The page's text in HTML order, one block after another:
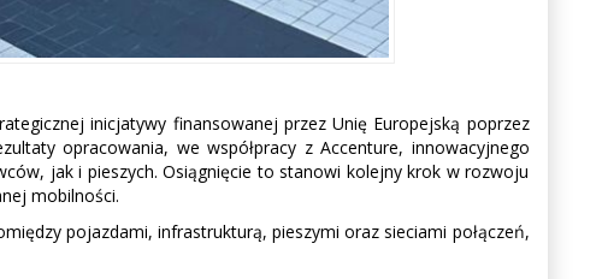
inicjatywy finansowanej przez Unię Europejską poprzez
opracowania, we współpracy z Accenture, innowacyjnego
jak i pieszych. Osiągnięcie to stanowi kolejny krok w rozwoju
mobilności.
pojazdami, infrastrukturą, pieszymi oraz sieciami połączeń,